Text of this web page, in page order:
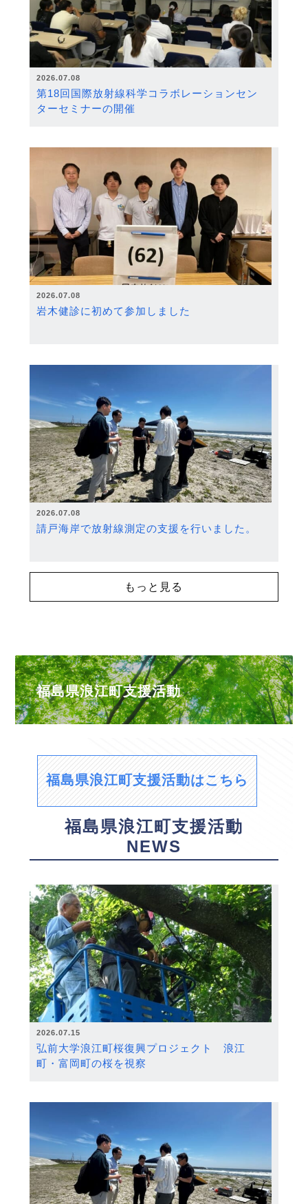
2026.07.08
第18回国際放射線科学コラボレーションセン
ターセミナーの開催
2026.07.08
岩木健診に初めて参加しました
2026.07.08
請戸海岸で放射線測定の支援を行いました。
もっと見る
福島県浪江町支援活動
福島県浪江町支援活動はこちら
福島県浪江町支援活動
NEWS
2026.07.15
弘前大学浪江町桜復興プロジェクト 浪江
町・富岡町の桜を視察